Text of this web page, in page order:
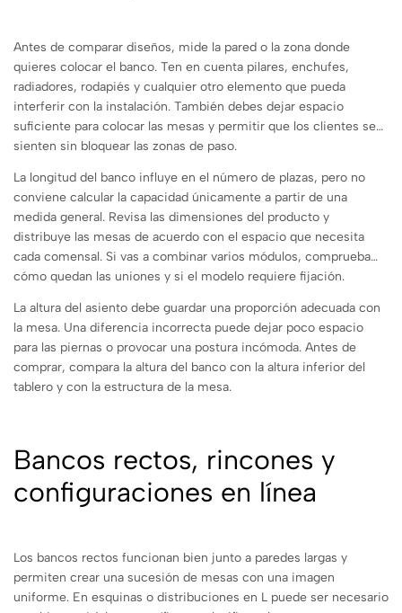
Antes de comparar diseños, mide la pared o la zona donde
quieres colocar el banco. Ten en cuenta pilares, enchufes,
radiadores, rodapiés y cualquier otro elemento que pueda
interferir con la instalación. También debes dejar espacio
suficiente para colocar las mesas y permitir que los clientes se
sienten sin bloquear las zonas de paso.
La longitud del banco influye en el número de plazas, pero no
conviene calcular la capacidad únicamente a partir de una
medida general. Revisa las dimensiones del producto y
distribuye las mesas de acuerdo con el espacio que necesita
cada comensal. Si vas a combinar varios módulos, comprueba
cómo quedan las uniones y si el modelo requiere fijación.
La altura del asiento debe guardar una proporción adecuada con
la mesa. Una diferencia incorrecta puede dejar poco espacio
para las piernas o provocar una postura incómoda. Antes de
comprar, compara la altura del banco con la altura inferior del
tablero y con la estructura de la mesa.
Bancos rectos, rincones y
configuraciones en línea
Los bancos rectos funcionan bien junto a paredes largas y
permiten crear una sucesión de mesas con una imagen
uniforme. En esquinas o distribuciones en L puede ser necesario